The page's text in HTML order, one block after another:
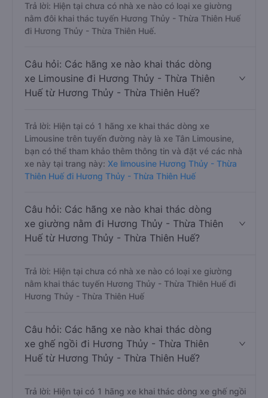
Trả lời: Hiện tại chưa có nhà xe nào có loại xe giường
nằm đôi khai thác tuyến Hương Thủy - Thừa Thiên Huế
đi Hương Thủy - Thừa Thiên Huế.
Câu hỏi: Các hãng xe nào khai thác dòng
xe Limousine đi Hương Thủy - Thừa Thiên
Huế từ Hương Thủy - Thừa Thiên Huế?
Trả lời: Hiện tại có 1 hãng xe khai thác dòng xe
Limousine trên tuyến đường này là xe Tân Limousine,
bạn có thể tham khảo thêm thông tin và đặt vé các nhà
xe này tại trang này: Xe limousine Hương Thủy - Thừa
Thiên Huế đi Hương Thủy - Thừa Thiên Huế
Câu hỏi: Các hãng xe nào khai thác dòng
xe giường nằm đi Hương Thủy - Thừa Thiên
Huế từ Hương Thủy - Thừa Thiên Huế?
Trả lời: Hiện tại chưa có nhà xe nào có loại xe giường
nằm khai thác tuyến Hương Thủy - Thừa Thiên Huế đi
Hương Thủy - Thừa Thiên Huế
Câu hỏi: Các hãng xe nào khai thác dòng
xe ghế ngồi đi Hương Thủy - Thừa Thiên
Huế từ Hương Thủy - Thừa Thiên Huế?
Trả lời: Hiện tại có 1 hãng xe khai thác dòng xe ghế ngồi